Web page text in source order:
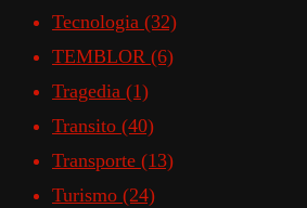
Tecnologia (32)
TEMBLOR (6)
Tragedia (1)
Transito (40)
Transporte (13)
Turismo (24)